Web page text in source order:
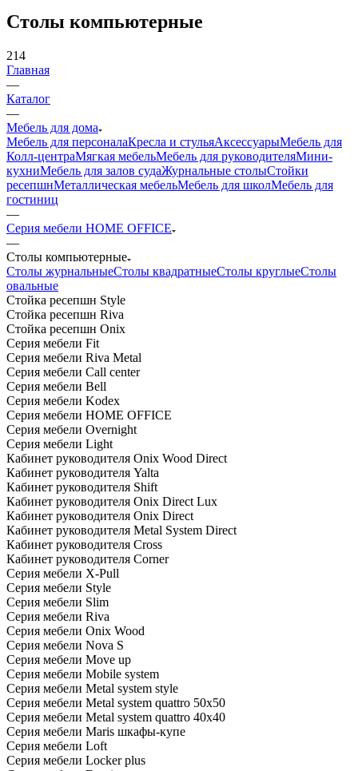
Столы компьютерные
214
Главная
—
Каталог
—
Мебель для дома
Мебель для персоналаКресла и стульяАксессуарыМебель для
Колл-центраМягкая мебельМебель для руководителяМини-
кухниМебель для залов судаЖурнальные столыСтойки
ресепшнМеталлическая мебельМебель для школМебель для
гостиниц
—
Серия мебели HOME OFFICE
—
Столы компьютерные
Столы журнальныеСтолы квадратныеСтолы круглыеСтолы
овальные
Стойка ресепшн Style
Стойка ресепшн Riva
Стойка ресепшн Onix
Серия мебели Fit
Серия мебели Riva Metal
Серия мебели Call center
Серия мебели Bell
Серия мебели Kodex
Серия мебели HOME OFFICE
Серия мебели Overnight
Серия мебели Light
Кабинет руководителя Onix Wood Direct
Кабинет руководителя Yalta
Кабинет руководителя Shift
Кабинет руководителя Onix Direct Lux
Кабинет руководителя Onix Direct
Кабинет руководителя Metal System Direct
Кабинет руководителя Cross
Кабинет руководителя Corner
Серия мебели X-Pull
Серия мебели Style
Серия мебели Slim
Серия мебели Riva
Серия мебели Onix Wood
Серия мебели Nova S
Серия мебели Move up
Серия мебели Mobile system
Серия мебели Metal system style
Серия мебели Metal system quattro 50x50
Серия мебели Metal system quattro 40x40
Серия мебели Maris шкафы-купе
Серия мебели Loft
Серия мебели Locker plus